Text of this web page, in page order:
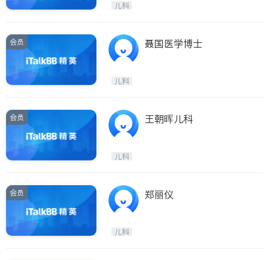
儿科
会员 聂国医学博士
儿科
会员 王朝晖儿科
儿科
会员 郑丽仪
儿科